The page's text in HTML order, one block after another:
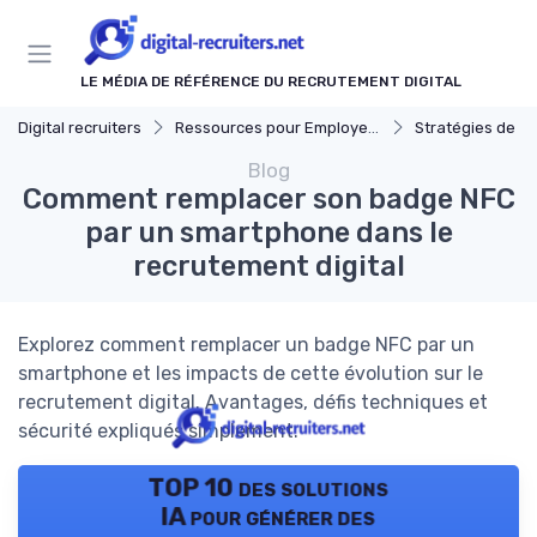
LE MÉDIA DE RÉFÉRENCE DU RECRUTEMENT DIGITAL
Digital recruiters Ressources pour Employeurs Stratégies de
Blog
Comment remplacer son badge NFC
par un smartphone dans le
recrutement digital
Explorez comment remplacer un badge NFC par un
smartphone et les impacts de cette évolution sur le
recrutement digital. Avantages, défis techniques et
sécurité expliqués simplement.
TOP 10 des solutions
IA pour générer des
Panneau de gestion des cookies